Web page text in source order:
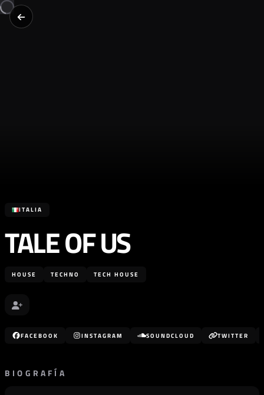
ITALIA
TALE OF US
HOUSE TECHNO TECH HOUSE
FACEBOOK INSTAGRAM SOUNDCLOUD TWITTER
BIOGRAFÍA